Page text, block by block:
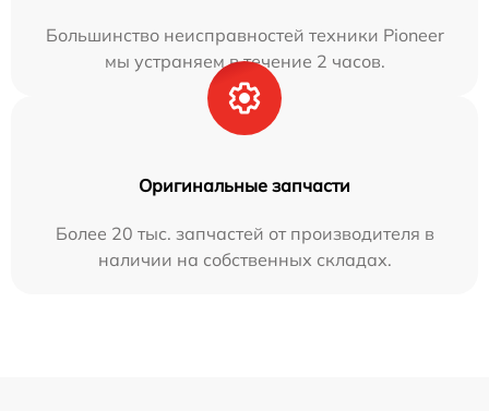
Большинство неисправностей техники Pioneer
мы устраняем в течение 2 часов.
Оригинальные запчасти
Более 20 тыс. запчастей от производителя в
наличии на собственных складах.